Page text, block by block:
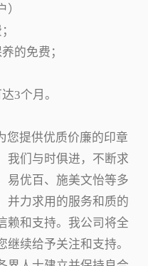
的免费；
3个月。
提供优质价廉的印章
我们与时俱进，不断求
易优百、施美文怡等多
并力求用的服务和质的
赖和支持。我公司将全
续给予关注和支持。